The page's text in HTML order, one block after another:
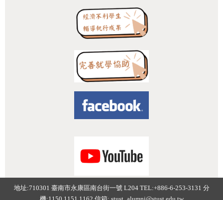
:::
地址:710301 臺南市永康區南台街一號 L204 TEL:+886-6-253-3131 分